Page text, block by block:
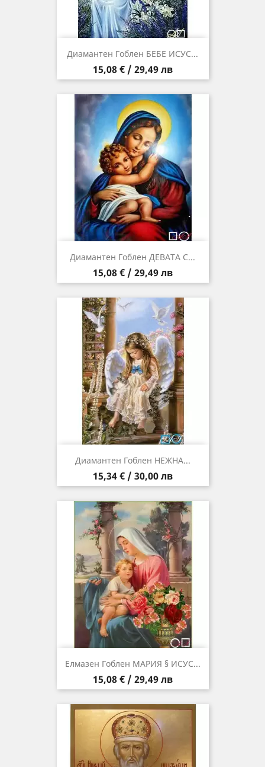
Диамантен Гоблен БЕБЕ ИСУС...
Цена
15,08 € / 29,49 лв
Диамантен Гоблен ДЕВАТА С...
Цена
15,08 € / 29,49 лв
Диамантен Гоблен НЕЖНА...
Цена
15,34 € / 30,00 лв
Елмазен Гоблен МАРИЯ § ИСУС...
Цена
15,08 € / 29,49 лв